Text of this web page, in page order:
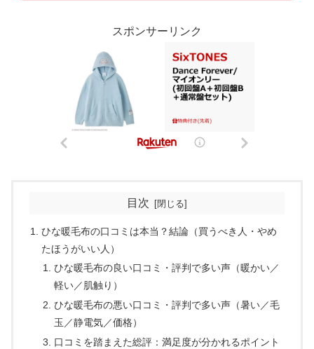
スポンサーリンク
目次
ひな暖毛布の口コミは本当？結論（買うべき人・やめ
たほうがいい人）
ひな暖毛布の良い口コミ・評判で多い声（暖かい／
軽い／肌触り）
ひな暖毛布の悪い口コミ・評判で多い声（暑い／毛
玉／静電気／価格）
口コミを踏まえた総評：満足度が分かれるポイント